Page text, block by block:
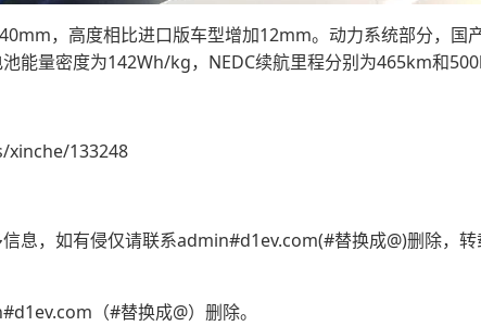
，高度相比进口版车型增加12mm。动力系统部分，国
能量密度为142Wh/kg，NEDC续航里程分别为465km和
133248
息，如有侵仅请联系admin#d1ev.com(#替换成@)删除，
（#替换成@）删除。